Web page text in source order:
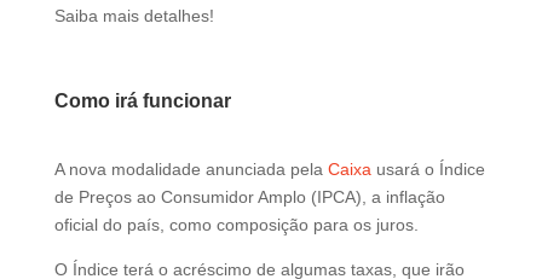
l
k
Saiba mais detalhes!
Como irá funcionar
A nova modalidade anunciada pela Caixa usará o Índice
de Preços ao Consumidor Amplo (IPCA), a inflação
oficial do país, como composição para os juros.
O Índice terá o acréscimo de algumas taxas, que irão